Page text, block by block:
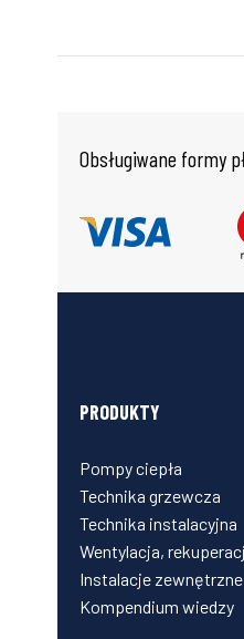
Obsługiwane formy
PRODUKTY
Pompy ciepła
Technika grzewcza
Technika instalacyjna
Wentylacja,
Instalacje zewnętrzne
Kompendium wiedzy